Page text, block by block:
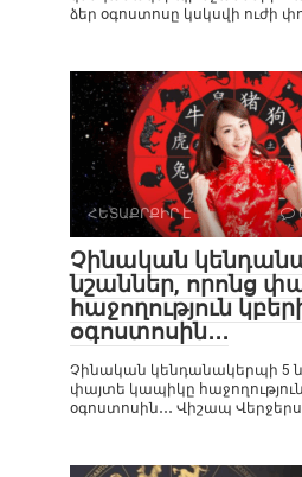
ձեր օգոստոսը կսկսվի ուժի
ՀԵՏԱՔՐՔԻՐ Է
Չինական
նշաններ, որոնց
հաջողություն
օգոստոսին․․․
Չինական կենդանակերպի 5
փայտե կապիկը
օգոստոսին․․․ Վիշապ